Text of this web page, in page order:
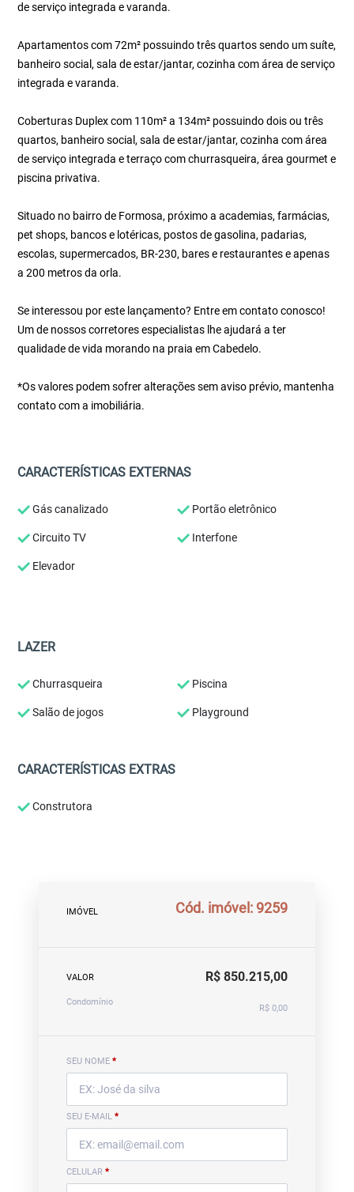
de serviço integrada e varanda.
Apartamentos com 72m² possuindo três quartos sendo um suíte,
banheiro social, sala de estar/jantar, cozinha com área de serviço
integrada e varanda.
Coberturas Duplex com 110m² a 134m² possuindo dois ou três
quartos, banheiro social, sala de estar/jantar, cozinha com área
de serviço integrada e terraço com churrasqueira, área gourmet e
piscina privativa.
Situado no bairro de Formosa, próximo a academias, farmácias,
pet shops, bancos e lotéricas, postos de gasolina, padarias,
escolas, supermercados, BR-230, bares e restaurantes e apenas
a 200 metros da orla.
Se interessou por este lançamento? Entre em contato conosco!
Um de nossos corretores especialistas lhe ajudará a ter
qualidade de vida morando na praia em Cabedelo.
*Os valores podem sofrer alterações sem aviso prévio, mantenha
contato com a imobiliária.
CARACTERÍSTICAS EXTERNAS
Gás canalizado Portão eletrônico
Circuito TV Interfone
Elevador
LAZER
Churrasqueira Piscina
Salão de jogos Playground
CARACTERÍSTICAS EXTRAS
Construtora
IMÓVEL Cód. imóvel: 9259
VALOR R$ 850.215,00
Condomínio
R$ 0,00
SEU NOME *
SEU E-MAIL *
CELULAR *